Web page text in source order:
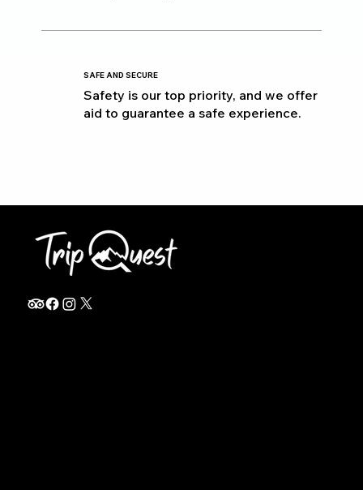
SAFE AND SECURE
Safety is our top priority, and we offer
aid to guarantee a safe experience.